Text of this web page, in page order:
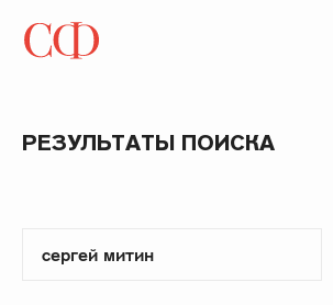
РЕЗУЛЬТАТЫ ПОИСКА